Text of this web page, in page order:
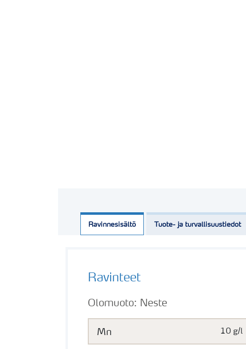
Ravinnesisältö Tuote- ja turvallisuustiedot
Ravinteet
Mn 10 g/l
Olomuoto: Neste